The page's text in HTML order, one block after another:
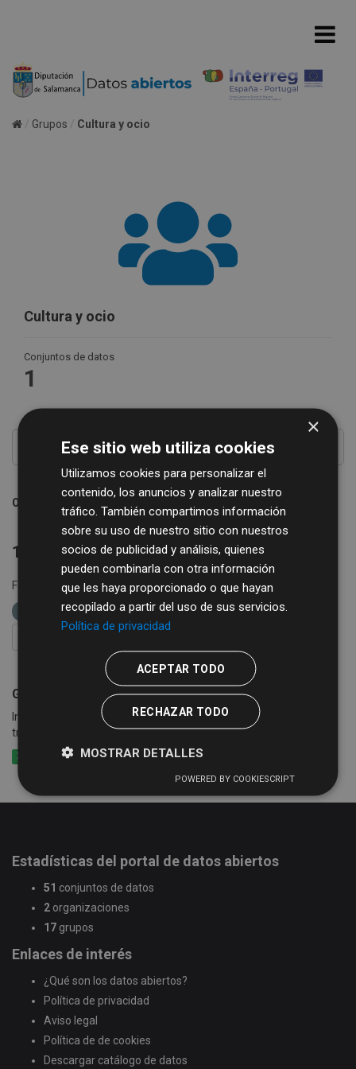
Grupos Cultura y ocio
Cultura y ocio
Conjuntos de datos
1
Ordenar por
1 conjunto de datos encontrado
Formatos: CSV XLSX XML
etiquetas:
espectáculos artistas
Guía de Recursos Culturales
Información sobre grupos, artistas, empresas..., que se ofertan a
través de la Guía de Recursos Culturales
XLSX CSV XML
Estadísticas del portal de datos abiertos
51 conjuntos de datos
2 organizaciones
17 grupos
Enlaces de interés
¿Qué son los datos abiertos?
Política de privacidad
Aviso legal
Política de de cookies
Descargar catálogo de datos
×
Ese sitio web utiliza cookies
Utilizamos cookies para personalizar el
contenido, los anuncios y analizar nuestro
tráfico. También compartimos información
sobre su uso de nuestro sitio con nuestros
socios de publicidad y análisis, quienes
pueden combinarla con otra información
que les haya proporcionado o que hayan
recopilado a partir del uso de sus servicios.
Política de privacidad
ACEPTAR TODO
RECHAZAR TODO
MOSTRAR DETALLES
POWERED BY COOKIESCRIPT